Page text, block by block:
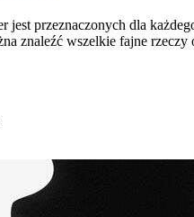
jest przeznaczonych dla
znaleźć wszelkie fajne rzeczy